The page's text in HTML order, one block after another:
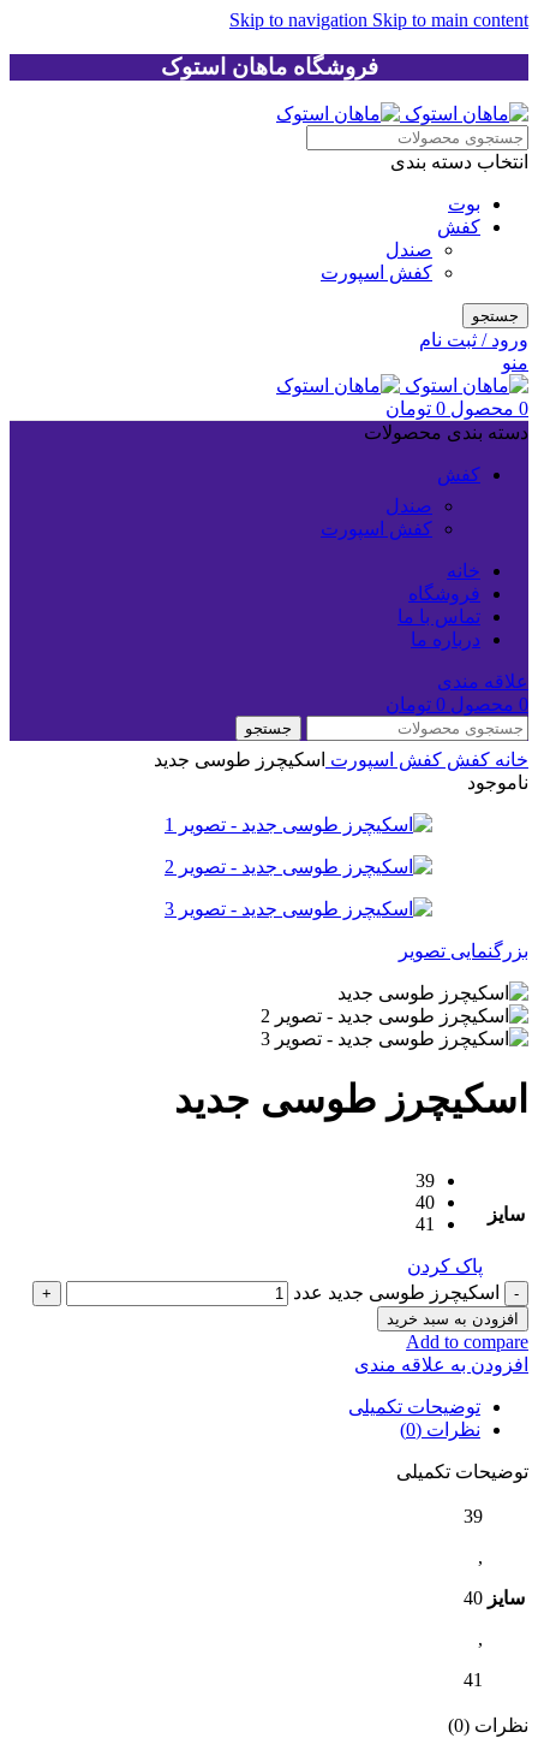
Skip to navigation Skip to main content
فروشگاه ماهان استوک
انتخاب دسته بندی
بوت
کفش
صندل
کفش اسپورت
جستجو
ورود / ثبت نام
منو
0 محصول 0 تومان
دسته بندی محصولات
کفش
صندل
کفش اسپورت
خانه
فروشگاه
تماس با ما
درباره ما
علاقه مندی
0 محصول 0 تومان
جستجو
خانه کفش کفش اسپورت اسکیچرز طوسی جدید
ناموجود
بزرگنمایی تصویر
اسکیچرز طوسی جدید
سایز
39
40
41
پاک کردن
اسکیچرز طوسی جدید عدد
افزودن به سبد خرید
Add to compare
افزودن به علاقه مندی
توضیحات تکمیلی
نظرات (0)
توضیحات تکمیلی
سایز
39
,
40
,
41
نظرات (0)